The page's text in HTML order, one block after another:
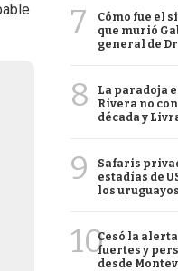
7
Cómo fue el
que murió
general de
8
La paradoja
Rivera no
década y
9
Safaris
estadías de
los
10Cesó la
fuertes y
desde